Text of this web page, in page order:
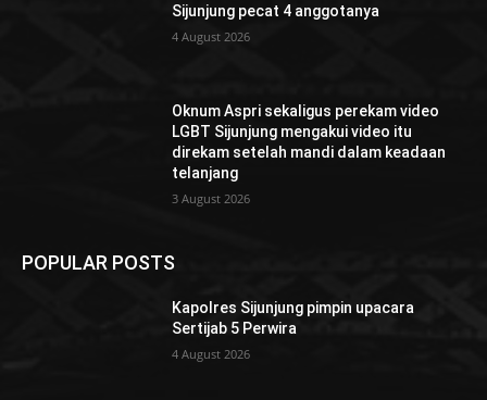
Sijunjung pecat 4 anggotanya
4 August 2026
Oknum Aspri sekaligus perekam video
LGBT Sijunjung mengakui video itu
direkam setelah mandi dalam keadaan
telanjang
3 August 2026
POPULAR POSTS
Kapolres Sijunjung pimpin upacara
Sertijab 5 Perwira
4 August 2026